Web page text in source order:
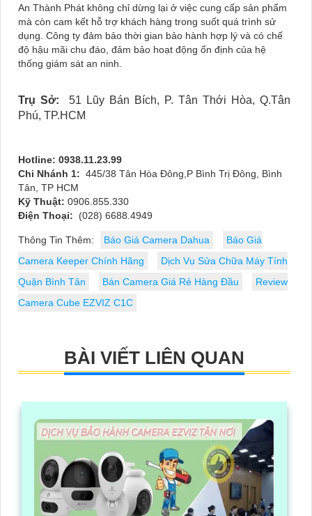
An Thành Phát không chỉ dừng lại ở việc cung cấp sản phẩm
mà còn cam kết hỗ trợ khách hàng trong suốt quá trình sử
dụng. Công ty đảm bảo thời gian bảo hành hợp lý và có chế
độ hậu mãi chu đáo, đảm bảo hoạt động ổn định của hệ
thống giám sát an ninh.
Trụ Sở:
51 Lũy Bán Bích, P. Tân Thới Hòa, Q.Tân
Phú, TP.HCM
Hotline: 0938.11.23.99
Chi Nhánh 1: 445/38 Tân Hòa Đông,P Bình Trị Đông, Bình
Tân, TP HCM
Kỹ Thuật: 0906.855.330
Điện Thoại:
(028) 6688.4949
Thông Tin Thêm: Báo Giá Camera Dahua
Báo Giá
Camera Keeper Chính Hãng
Dịch Vụ Sửa Chữa Máy Tính
Quận Bình Tân
Bán Camera Giá Rẻ Hàng Đầu
Review
Camera Cube EZVIZ C1C
BÀI VIẾT LIÊN QUAN